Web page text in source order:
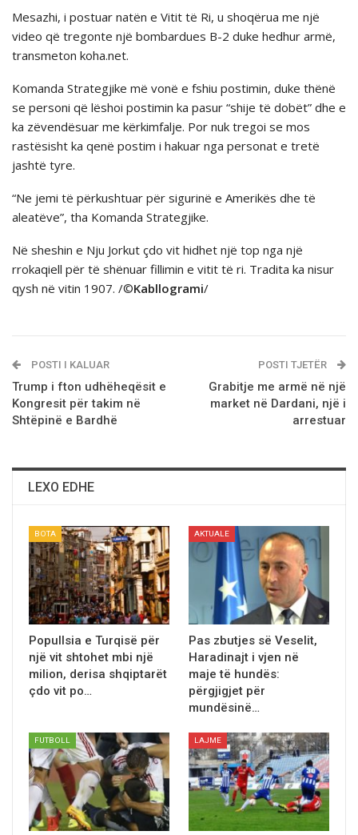
Mesazhi, i postuar natën e Vitit të Ri, u shoqërua me një
video që tregonte një bombardues B-2 duke hedhur armë,
transmeton koha.net.
Komanda Strategjike më vonë e fshiu postimin, duke thënë
se personi qё lёshoi postimin ka pasur “shije të dobët” dhe e
ka zëvendësuar me kërkimfalje. Por nuk tregoi se mos
rastёsisht ka qenё postim i hakuar nga personat e tretё
jashtё tyre.
“Ne jemi të përkushtuar për sigurinë e Amerikës dhe të
aleatëve”, tha Komanda Strategjike.
Në sheshin e Nju Jorkut çdo vit hidhet një top nga një
rrokaqiell për të shënuar fillimin e vitit të ri. Tradita ka nisur
qysh në vitin 1907. /©Kabllogrami/
POSTI I KALUAR
Trump i fton udhëheqësit e
Kongresit për takim në
Shtëpinë e Bardhë
POSTI TJETËR
Grabitje me armë në një
market në Dardani, një i
arrestuar
LEXO EDHE
BOTA
Popullsia e Turqisë për
një vit shtohet mbi një
milion, derisa shqiptarët
çdo vit po…
AKTUALE
Pas zbutjes së Veselit,
Haradinajt i vjen në
maje të hundës:
përgjigjet për
mundësinë…
FUTBOLL LAJME